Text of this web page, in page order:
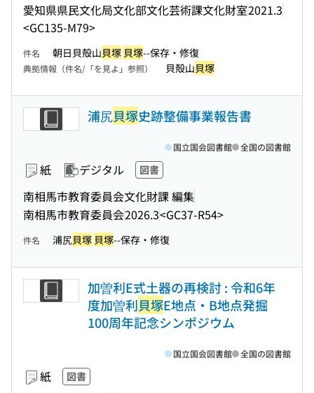
愛知県県民文化局文化部文化芸術課文化財室2021.3
<GC135-M79>
件名 朝日貝殻山貝塚 貝塚--保存・修復
典拠情報（件名/「を見よ」参照） 貝殻山貝塚
浦尻貝塚史跡整備事業報告書
紙 デジタル 図書
南相馬市教育委員会文化財課 編集
南相馬市教育委員会2026.3<GC37-R54>
国立国会図書館 全国の図書館
件名 浦尻貝塚 貝塚--保存・修復
加曽利E式土器の再検討 : 令和6年
度加曽利貝塚E地点・B地点発掘
100周年記念シンポジウム
紙 図書
国立国会図書館 全国の図書館